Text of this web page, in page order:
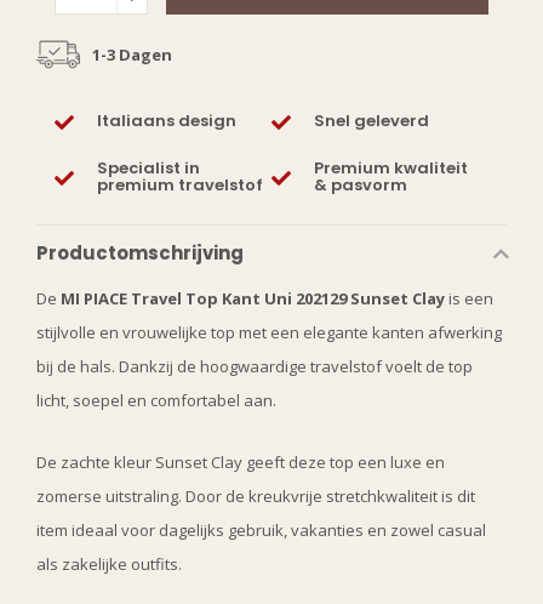
1-3 Dagen
Italiaans design Snel geleverd
Specialist in
premium travelstof
Premium kwaliteit
& pasvorm
Productomschrijving
De MI PIACE Travel Top Kant Uni 202129 Sunset Clay is een
stijlvolle en vrouwelijke top met een elegante kanten afwerking
bij de hals. Dankzij de hoogwaardige travelstof voelt de top
licht, soepel en comfortabel aan.
De zachte kleur Sunset Clay geeft deze top een luxe en
zomerse uitstraling. Door de kreukvrije stretchkwaliteit is dit
item ideaal voor dagelijks gebruik, vakanties en zowel casual
als zakelijke outfits.